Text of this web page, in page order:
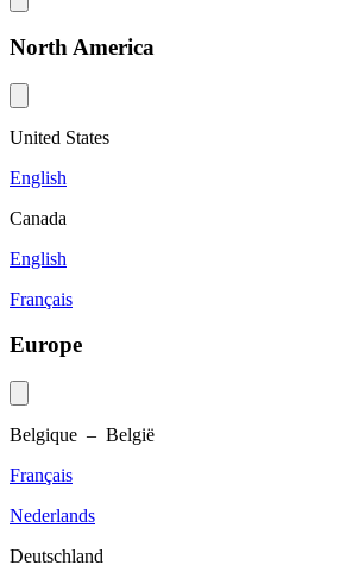
North America
United States
English
Canada
English
Français
Europe
Belgique – België
Français
Nederlands
Deutschland